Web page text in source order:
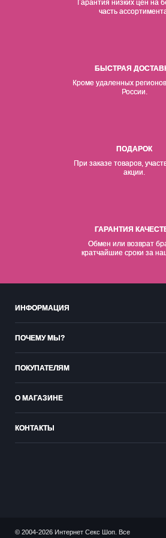
Гарантия низких цен на б
часть
БЫСТРАЯ
Кроме удаленных
России.
ПОДАРОК
При заказе товаров,
акции.
ГАРАНТИЯ
Обмен или возврат
кратчайшие сроки за
ИНФОРМАЦИЯ
ПОЧЕМУ МЫ?
ПОКУПАТЕЛЯМ
О МАГАЗИНЕ
КОНТАКТЫ
© 2004-2026 Интернет Секс Шоп. Все